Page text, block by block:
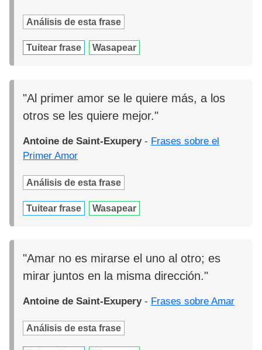
Análisis de esta frase
Tuitear frase Wasapear
"Al primer amor se le quiere más, a los
otros se les quiere mejor."
Antoine de Saint-Exupery- Frases sobre el
Primer Amor
Análisis de esta frase
Tuitear frase Wasapear
"Amar no es mirarse el uno al otro; es
mirar juntos en la misma dirección."
Antoine de Saint-Exupery- Frases sobre Amar
Análisis de esta frase